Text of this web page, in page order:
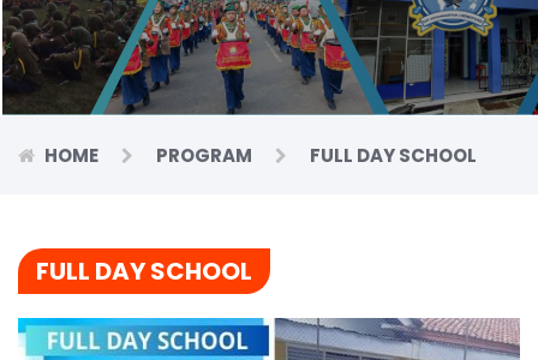
HOME PROGRAM FULL DAY SCHOOL
FULL DAY SCHOOL